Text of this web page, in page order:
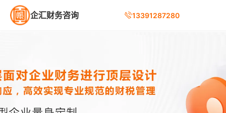
企汇财务咨询 13391287280